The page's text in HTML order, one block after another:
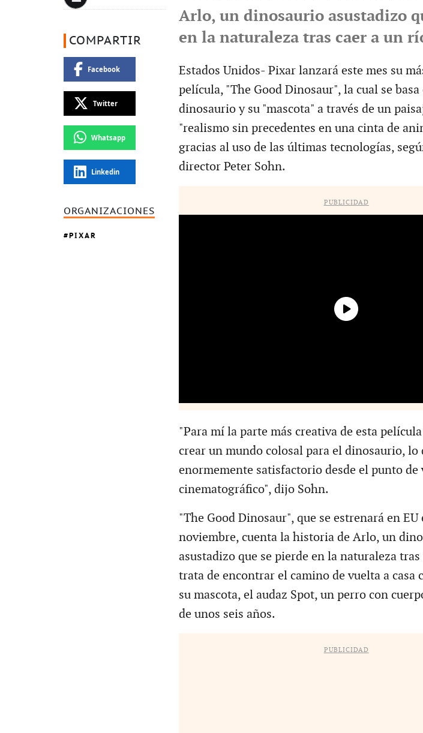
COMPARTIR
Facebook
Twitter
Whatsapp
Linkedin
ORGANIZACIONES
PIXAR
Arlo, un dinosaurio asustadizo
en la naturaleza tras caer a un
Estados Unidos- Pixar lanzará este mes su
película, "The Good Dinosaur", la cual se
dinosaurio y su "mascota" a través de un
"realismo sin precedentes en una cinta de
gracias al uso de las últimas tecnologías,
director Peter Sohn.
PUBLICIDAD
"Para mí la parte más creativa de esta
crear un mundo colosal para el dinosaurio, lo
enormemente satisfactorio desde el punto de
cinematográfico", dijo Sohn.
"The Good Dinosaur", que se estrenará en EU
noviembre, cuenta la historia de Arlo, un
asustadizo que se pierde en la naturaleza
trata de encontrar el camino de vuelta a casa
su mascota, el audaz Spot, un perro con
de unos seis años.
PUBLICIDAD